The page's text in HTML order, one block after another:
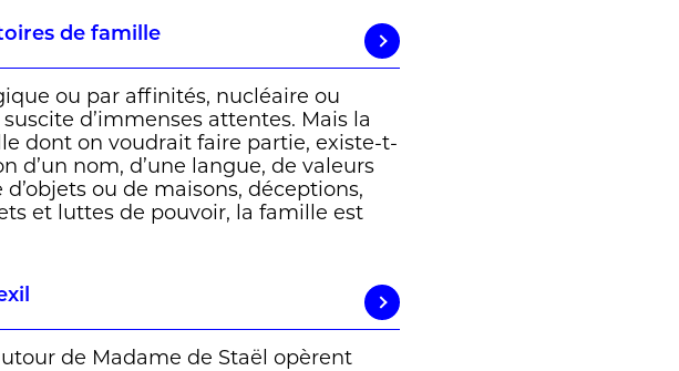
de famille
ou par affinités, nucléaire ou
d’immenses attentes. Mais la
dont on voudrait faire partie, existe-t-
d’un nom, d’une langue, de valeurs
ou de maisons, déceptions,
et luttes de pouvoir, la famille est
de Madame de Staël opèrent